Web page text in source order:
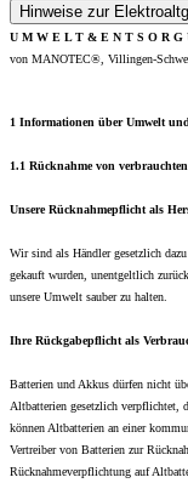
Hinweise zur
U M W E L T & E N T S O R G
von MANOTEC®, Villingen-
1 Informationen über Umwelt
1.1 Rücknahme von
Unsere Rücknahmepflicht als
Wir sind als Händler gesetzlich
gekauft wurden, unentgeltlich
unsere Umwelt sauber zu halten.
Ihre Rückgabepflicht als
Batterien und Akkus dürfen nicht
Altbatterien gesetzlich verpflichtet,
können Altbatterien an einer
Vertreiber von Batterien zur
Rücknahmeverpflichtung auf